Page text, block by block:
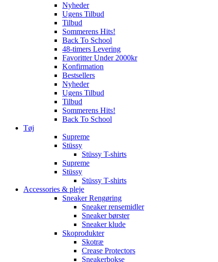
Nyheder
Ugens Tilbud
Tilbud
Sommerens Hits!
Back To School
48-timers Levering
Favoritter Under 2000kr
Konfirmation
Bestsellers
Nyheder
Ugens Tilbud
Tilbud
Sommerens Hits!
Back To School
Tøj
Supreme
Stüssy
Stüssy T-shirts
Supreme
Stüssy
Stüssy T-shirts
Accessories & pleje
Sneaker Rengøring
Sneaker rensemidler
Sneaker børster
Sneaker klude
Skoprodukter
Skotræ
Crease Protectors
Sneakerbokse